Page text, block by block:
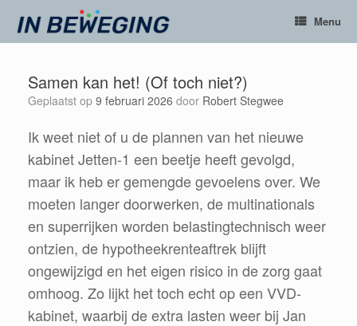
naar
Menu
Samen kan het! (Of toch niet?)
Geplaatst op 9 februari 2026 door Robert Stegwee
Ik weet niet of u de plannen van het nieuwe
kabinet Jetten-1 een beetje heeft gevolgd,
maar ik heb er gemengde gevoelens over. We
moeten langer doorwerken, de multinationals
en superrijken worden belastingtechnisch weer
ontzien, de hypotheekrenteaftrek blijft
ongewijzigd en het eigen risico in de zorg gaat
omhoog. Zo lijkt het toch echt op een VVD-
kabinet, waarbij de extra lasten weer bij Jan